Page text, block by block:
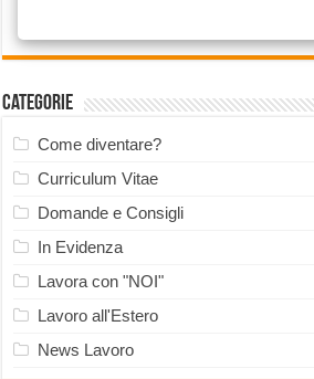
Categorie
Come diventare?
Curriculum Vitae
Domande e Consigli
In Evidenza
Lavora con "NOI"
Lavoro all'Estero
News Lavoro